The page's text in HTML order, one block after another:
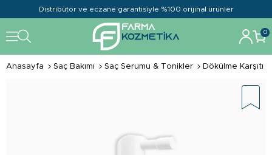
Distribütör ve eczane garantisiyle %100 orijinal ürünler
0
Anasayfa Saç Bakımı Saç Serumu & Tonikler Dökülme Karşıtı